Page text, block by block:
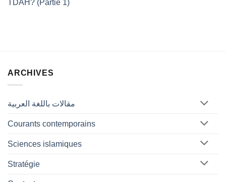
TDAH? (Partie 1)
ARCHIVES
مقالات باللغة العربية
Courants contemporains
Sciences islamiques
Stratégie